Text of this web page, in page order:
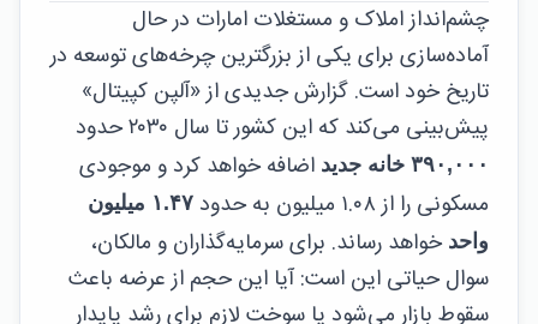
چشم‌انداز املاک و مستغلات امارات در حال
آماده‌سازی برای یکی از بزرگترین چرخه‌های توسعه در
تاریخ خود است. گزارش جدیدی از «آلپن کپیتال»
پیش‌بینی می‌کند که این کشور تا سال ۲۰۳۰ حدود
۳۹۰,۰۰۰ خانه جدید
اضافه خواهد کرد و موجودی
مسکونی را از ۱.۰۸ میلیون به حدود
۱.۴۷ میلیون
واحد خواهد رساند. برای سرمایه‌گذاران و مالکان،
سوال حیاتی این است: آیا این حجم از عرضه باعث
سقوط بازار می‌شود یا سوخت لازم برای رشد پایدار